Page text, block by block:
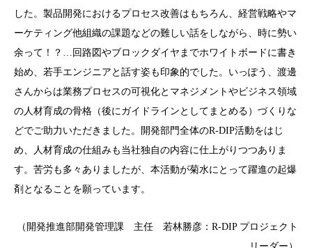
した。製品開発におけるプロセス改善はもちろん、経営戦略やマ
ーケティング他組織の課題などの難しい話をしながら、時に勢い
余って！？…回路図やブロックダイヤまでホワイトボードに書き
始め、若手エンジニアと話す姿も印象的でした。いっぽう、渡邊
さんからは業務プロセスの可視化とマネジメントやビジネス領域
の人材育成の骨格（後にガイドラインとしてまとめる）づくりな
どでご助力いただきました。開発部門全体のR-DIP活動をはじ
め、人材育成の仕組みも当社独自の内容に仕上がりつつありま
す。苦労も多々ありましたが、本活動が菊水にとって躍進の起爆
剤となることを願っています。
（開発推進部開発管理課 主任 若林勝彦：R-DIP プロジェクト